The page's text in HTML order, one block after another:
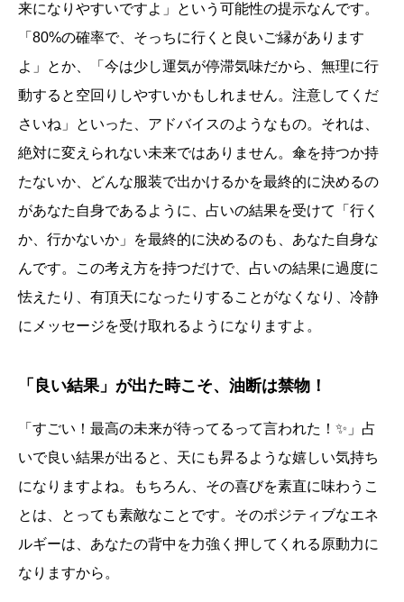
来になりやすいですよ」という可能性の提示なんです。
「80%の確率で、そっちに行くと良いご縁があります
よ」とか、「今は少し運気が停滞気味だから、無理に行
動すると空回りしやすいかもしれません。注意してくだ
さいね」といった、アドバイスのようなもの。それは、
絶対に変えられない未来ではありません。傘を持つか持
たないか、どんな服装で出かけるかを最終的に決めるの
があなた自身であるように、占いの結果を受けて「行く
か、行かないか」を最終的に決めるのも、あなた自身な
んです。この考え方を持つだけで、占いの結果に過度に
怯えたり、有頂天になったりすることがなくなり、冷静
にメッセージを受け取れるようになりますよ。
「良い結果」が出た時こそ、油断は禁物！
「すごい！最高の未来が待ってるって言われた！✨」占
いで良い結果が出ると、天にも昇るような嬉しい気持ち
になりますよね。もちろん、その喜びを素直に味わうこ
とは、とっても素敵なことです。そのポジティブなエネ
ルギーは、あなたの背中を力強く押してくれる原動力に
なりますから。